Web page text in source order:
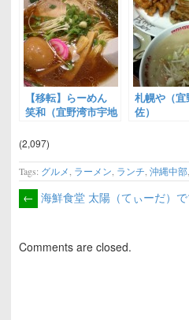
【移転】らーめん
笑和（宜野湾市宇地
札幌や（
佐）
(2,097)
Tags: グルメ ラーメン ランチ ,沖縄中部
← 海鮮食堂 太陽（てぃーだ）
Comments are closed.